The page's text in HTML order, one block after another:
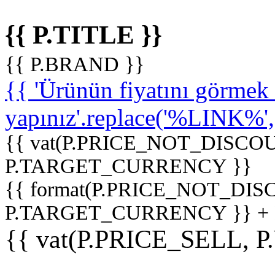
{{ P.TITLE }}
{{ P.BRAND }}
{{ 'Ürünün fiyatını
{{
P.TARGET_CURRENCY }}
{{
P.TARGET_CURRENCY }}
{{ vat(P.PRICE_SELL,